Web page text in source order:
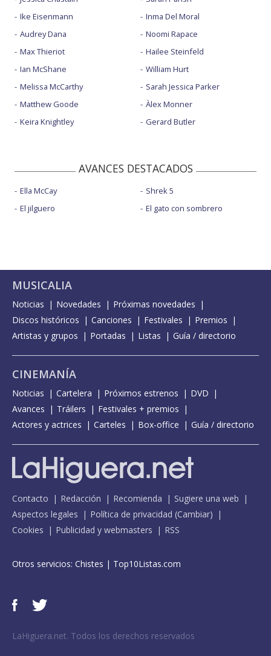
Ike Eisenmann
Audrey Dana
Max Thieriot
Ian McShane
Melissa McCarthy
Matthew Goode
Keira Knightley
Inma Del Moral
Noomi Rapace
Hailee Steinfeld
William Hurt
Sarah Jessica Parker
Àlex Monner
Gerard Butler
AVANCES DESTACADOS
Ella McCay
El jilguero
Shrek 5
El gato con sombrero
MUSICALIA
Noticias Novedades
Próximas novedades
Discos históricos
Canciones Festivales
Premios
Artistas y grupos
Portadas Listas Guía / directorio
CINEMANÍA
Noticias Cartelera Próximos estrenos
DVD
Avances
Tráilers
Festivales + premios
Actores y actrices
Carteles Box-office Guía / directorio
Contacto Redacción Recomienda
Sugiere una web
Aspectos legales
Política de privacidad (Cambiar)
Cookies
Publicidad y webmasters RSS
Otros servicios: Chistes | Top10Listas.com
LaHiguera.net. Todos los derechos reservados